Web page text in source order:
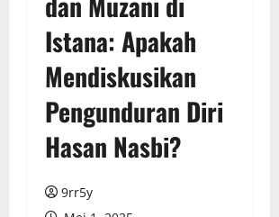
Istana: Apakah
Mendiskusikan
Pengunduran Diri
Hasan Nasbi?
9rr5y